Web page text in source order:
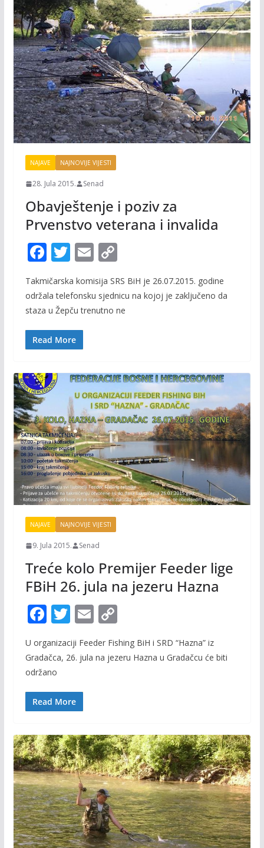
NAJAVE NAJNOVIJE VIJESTI
28. Jula 2015. Senad
Obavještenje i poziv za
Prvenstvo veterana i invalida
F
ac
e
b
o
o
T
w
itt
er
E
ai
l
C
p
y
Takmičarska komisija SRS BiH je 26.07.2015. godine
održala telefonsku sjednicu na kojoj je zaključeno da
staza u Žepču trenutno ne
Read More
NAJAVE NAJNOVIJE VIJESTI
9. Jula 2015. Senad
Treće kolo Premijer Feeder lige
FBiH 26. jula na jezeru Hazna
F
e
b
o
o
T
itt
er
E
m
ai
C
o
p
U organizaciji Feeder Fishing BiH i SRD “Hazna” iz
Gradačca, 26. jula na jezeru Hazna u Gradačcu će biti
održano
Read More